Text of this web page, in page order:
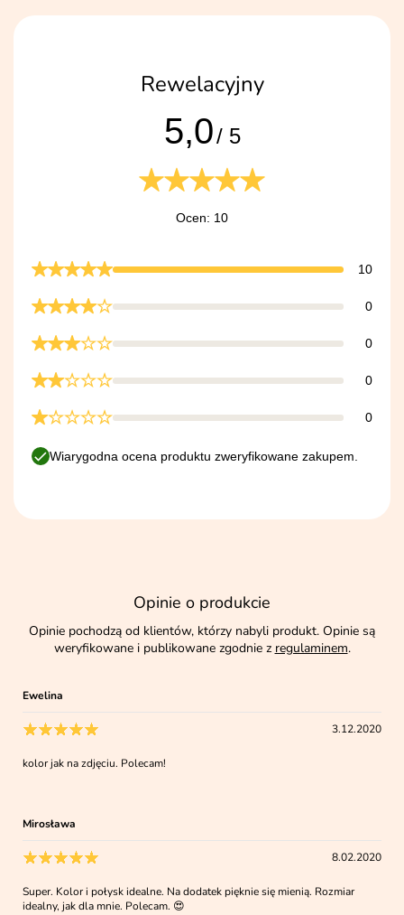
Rewelacyjny
5,0/ 5
Ocen: 10
10
0
0
0
0
Wiarygodna ocena produktu zweryfikowane zakupem.
Opinie o produkcie
Opinie pochodzą od klientów, którzy nabyli produkt. Opinie są
weryfikowane i publikowane zgodnie z regulaminem.
Ewelina
3.12.2020
kolor jak na zdjęciu. Polecam!
Mirosława
8.02.2020
Super. Kolor i połysk idealne. Na dodatek pięknie się mienią. Rozmiar
idealny, jak dla mnie. Polecam. 😍